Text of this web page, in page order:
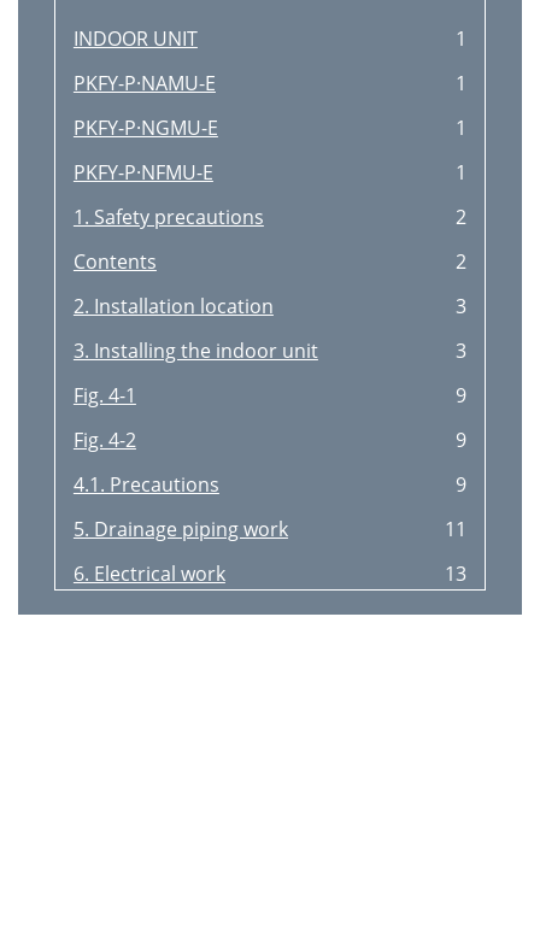
INDOOR UNIT
1
PKFY-P·NAMU-E
1
PKFY-P·NGMU-E
1
PKFY-P·NFMU-E
1
1. Safety precautions
2
Contents
2
2. Installation location
3
3. Installing the indoor unit
3
Fig. 4-1
9
Fig. 4-2
9
4.1. Precautions
9
5. Drainage piping work
11
6. Electrical work
13
4-23/32 (120)
16